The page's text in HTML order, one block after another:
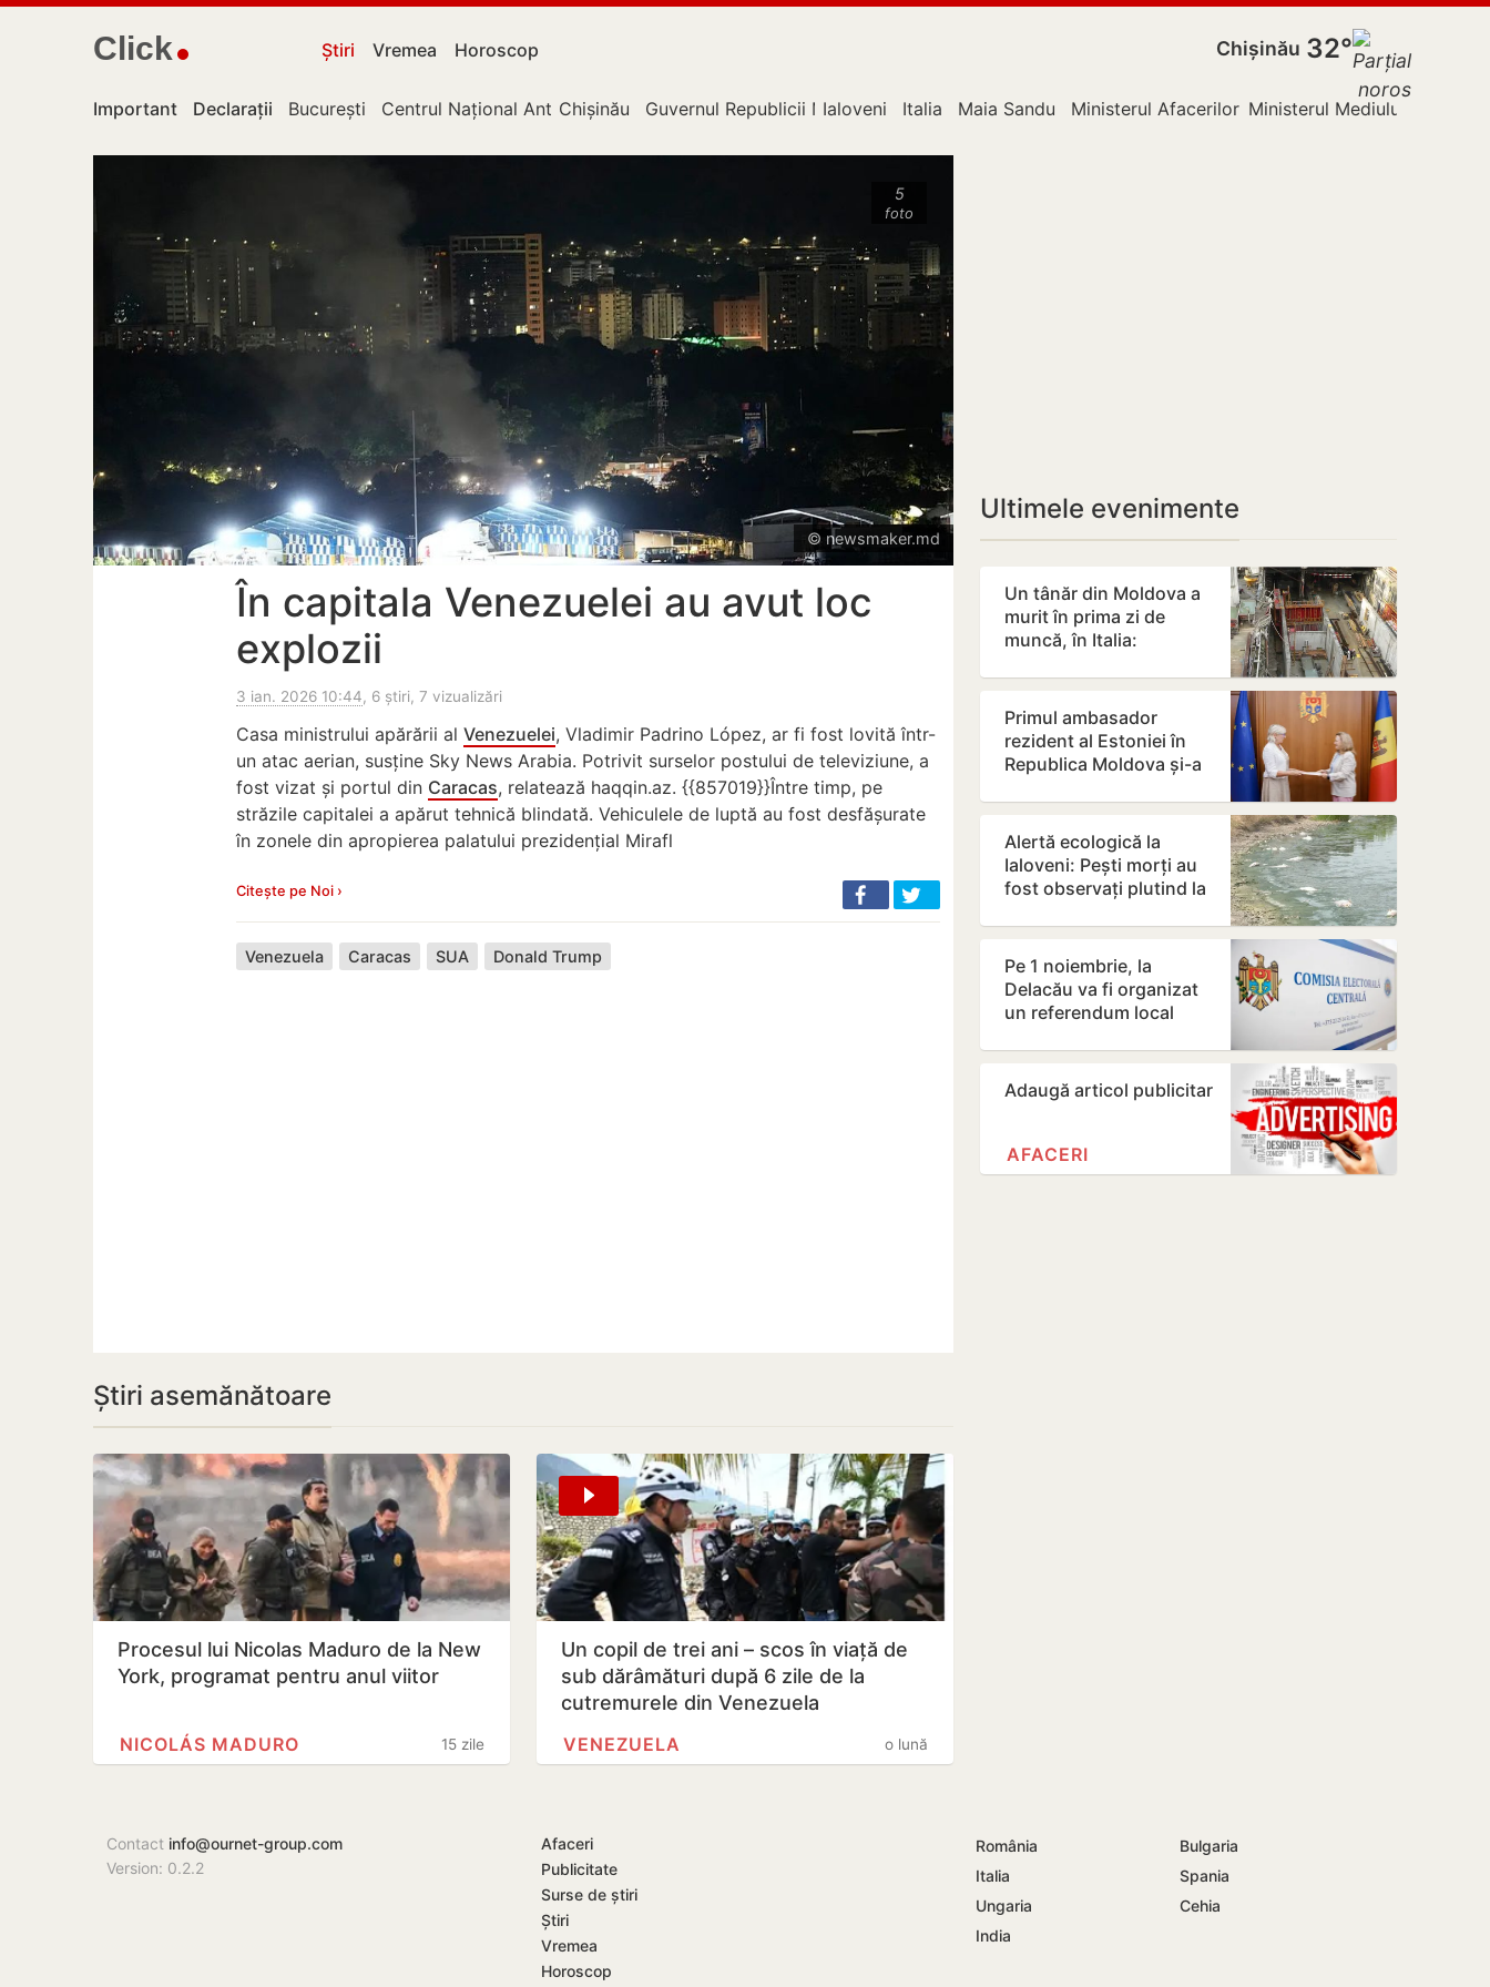
Click Știri Vremea Horoscop Chișinău 32°
Important Declarații București Centrul Național Anticorupție
Chișinău Guvernul Republicii Moldova
Ialoveni Italia Maia Sandu Ministerul Afacerilor ExterneMinisterul Mediului
5
foto
© newsmaker.md
În capitala Venezuelei au avut loc
explozii
3 ian. 2026 10:44, 6 știri, 7 vizualizări
Casa ministrului apărării alVenezuelei, Vladimir Padrino López, ar fi fost lovită într-
un atac aerian, susține Sky News Arabia. Potrivit surselor postului de televiziune, a
fost vizat și portul din Caracas, relatează haqqin.az. {{857019}}Între timp, pe
străzile capitalei a apărut tehnică blindată. Vehiculele de luptă au fost desfășurate
în zonele din apropierea palatului prezidențial Mirafl
Citește pe Noi ›
Venezuela Caracas SUA Donald Trump
Știri asemănătoare
Procesul lui Nicolas Maduro de la New
York, programat pentru anul viitor
15 zile
NICOLÁS MADURO
Un copil de trei ani – scos în viață de
sub dărâmături după 6 zile de la
cutremurele din Venezuela
o lună
VENEZUELA
Ultimele evenimente
Un tânăr din Moldova a
murit în prima zi de
muncă, în Italia:
chemată după…
Primul ambasador
rezident al Estoniei în
Republica Moldova și-a
scrisorilor de…
Alertă ecologică la
Ialoveni: Pești morți au
fost observați plutind la
Dănceni
Pe 1 noiembrie, la
Delacău va fi organizat
un referendum local
resurselor…
Adaugă articol publicitar
AFACERI
Contact info@ournet-group.com
Version: 0.2.2
Afaceri
Publicitate
Surse de știri
Știri
Vremea
Horoscop
România
Bulgaria
Italia
Spania
Ungaria
Cehia
India